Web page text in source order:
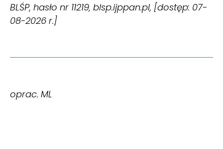
BLŚP, hasło nr 11219, blsp.ijppan.pl, [dostęp: 07-
08-2026 r.]
oprac. ML